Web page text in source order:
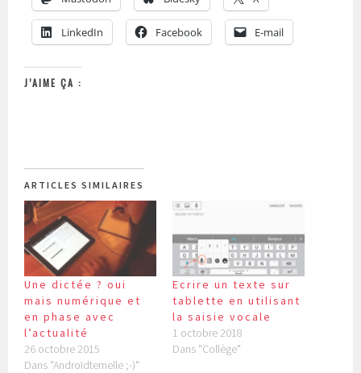
LinkedIn Facebook E-mail
J’AIME ÇA :
ARTICLES SIMILAIRES
Une dictée ? oui
mais numérique et
en phase avec
l’actualité
26 octobre 2015
Dans "Androïdternelle ;-)"
Ecrire un texte sur
tablette en utilisant
la saisie vocale
1 octobre 2018
Dans "Collège"